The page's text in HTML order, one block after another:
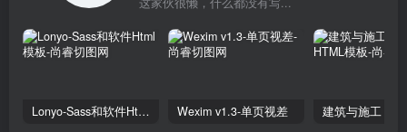
Lonyo-Sass和软件Html模板 Wexim v1.3-单页视差